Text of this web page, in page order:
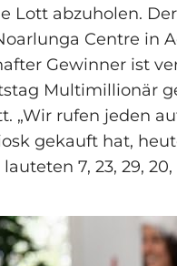
Lott abzuholen.
Centre in
Gewinner ist
Multimillionär
„Wir rufen jeden
gekauft hat,
7, 23, 29, 20,